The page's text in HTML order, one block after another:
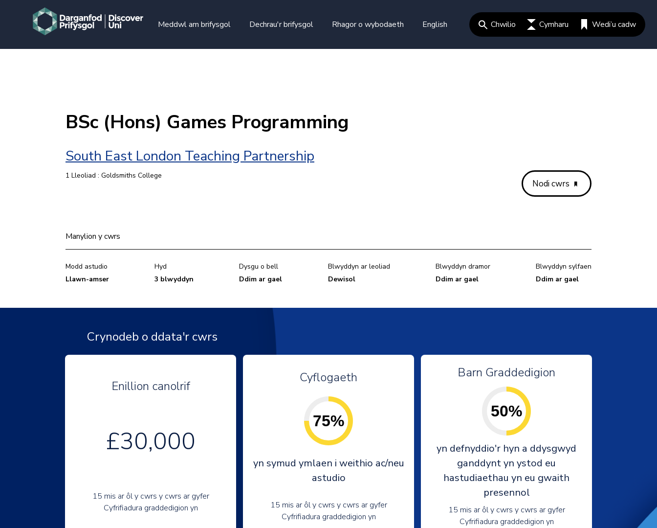
Meddwl am brifysgol
Dechrau'r brifysgol Rhagor o wybodaeth English Chwilio Cymharu Wedi’u cadw
BSc (Hons) Games Programming
South East London Teaching Partnership
1 Lleoliad : Goldsmiths College
Nodi cwrs
Manylion y cwrs
Modd astudio
Llawn-amser
Hyd
3 blwyddyn
Dysgu o bell
Ddim ar gael
Blwyddyn ar leoliad
Dewisol
Blwyddyn dramor
Ddim ar gael
Blwyddyn sylfaen
Ddim ar gael
Crynodeb o ddata'r cwrs
Enillion canolrif
£30,000
15 mis ar ôl y cwrs y cwrs ar gyfer
Cyfrifiadura graddedigion yn
Cyflogaeth
75%
yn symud ymlaen i weithio ac/neu
astudio
15 mis ar ôl y cwrs y cwrs ar gyfer
Cyfrifiadura graddedigion yn
Barn Graddedigion
50%
yn defnyddio'r hyn a ddysgwyd
ganddynt yn ystod eu
hastudiaethau yn eu gwaith
presennol
15 mis ar ôl y cwrs y cwrs ar gyfer
Cyfrifiadura graddedigion yn